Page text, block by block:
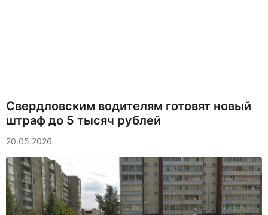
Свердловским водителям готовят новый
штраф до 5 тысяч рублей
20.05.2026